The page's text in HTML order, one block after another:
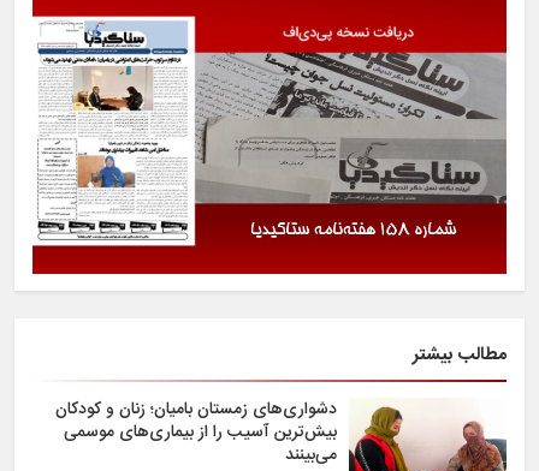
مطالب بیشتر
دشواری‌های زمستان بامیان؛ زنان و کودکان
بیش‌ترین آسیب را از بیماری‌های موسمی
می‌بینند